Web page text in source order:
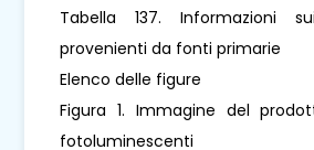
Tabella 137. Informazioni
provenienti da fonti primarie
Elenco delle figure
Figura 1. Immagine del
fotoluminescenti